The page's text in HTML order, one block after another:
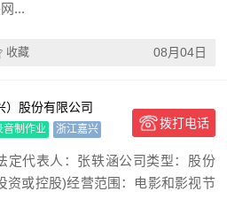
...
收藏 08月04日
）股份有限公司
音制作业 浙江嘉兴 拨打电话
定代表人：张轶涵公司类型：股份
资或控股)经营范围：电影和影视节